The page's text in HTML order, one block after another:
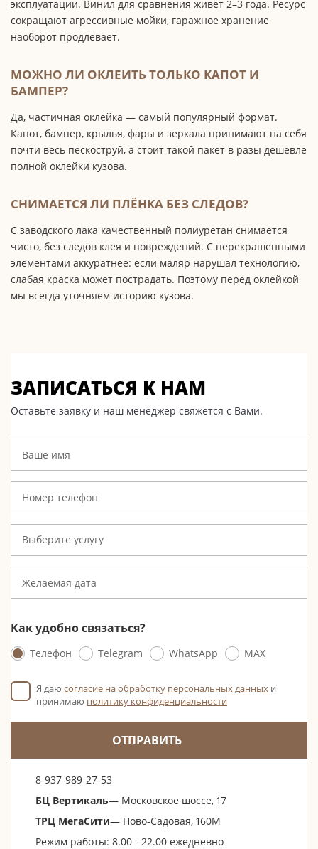
эксплуатации. Винил для сравнения живёт 2–3 года. Ресурс
сокращают агрессивные мойки, гаражное хранение
наоборот продлевает.
МОЖНО ЛИ ОКЛЕИТЬ ТОЛЬКО КАПОТ И
БАМПЕР?
Да, частичная оклейка — самый популярный формат.
Капот, бампер, крылья, фары и зеркала принимают на себя
почти весь пескоструй, а стоит такой пакет в разы дешевле
полной оклейки кузова.
СНИМАЕТСЯ ЛИ ПЛЁНКА БЕЗ СЛЕДОВ?
С заводского лака качественный полиуретан снимается
чисто, без следов клея и повреждений. С перекрашенными
элементами аккуратнее: если маляр нарушал технологию,
слабая краска может пострадать. Поэтому перед оклейкой
мы всегда уточняем историю кузова.
ЗАПИСАТЬСЯ К НАМ
Оставьте заявку и наш менеджер свяжется с Вами.
Выберите услугу
Как удобно связаться?
Телефон Telegram WhatsApp MAX
Я даю согласие на обработку персональных данных и
принимаю политику конфиденциальности
ОТПРАВИТЬ
8-937-989-27-53
БЦ Вертикаль— Московское шоссе, 17
ТРЦ МегаСити— Ново-Садовая, 160М
Режим работы: 8.00 - 22.00 ежедневно